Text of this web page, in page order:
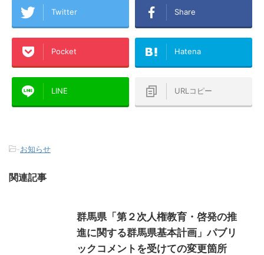
Twitter Share
Pocket Hatena
LINE URLコピー
-お知らせ
関連記事
群馬県「第２次人権教育・啓発の推
進に関する群馬県基本計画」パブリ
ックコメントを受けての変更箇所